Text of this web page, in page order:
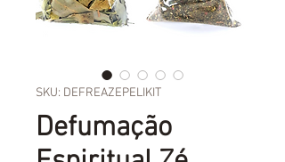
SKU: DEFREAZEPELIKIT
Defumação